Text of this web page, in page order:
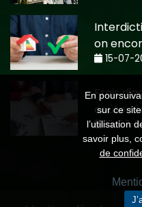
on
15-07-
Frais
coûte
15-07-
En
sur ce
l’utilisation
savoir plus,
de